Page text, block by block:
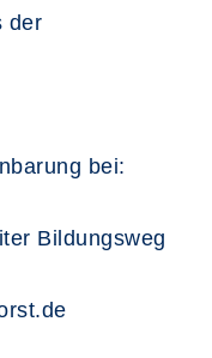
der
bei:
Bildungsweg